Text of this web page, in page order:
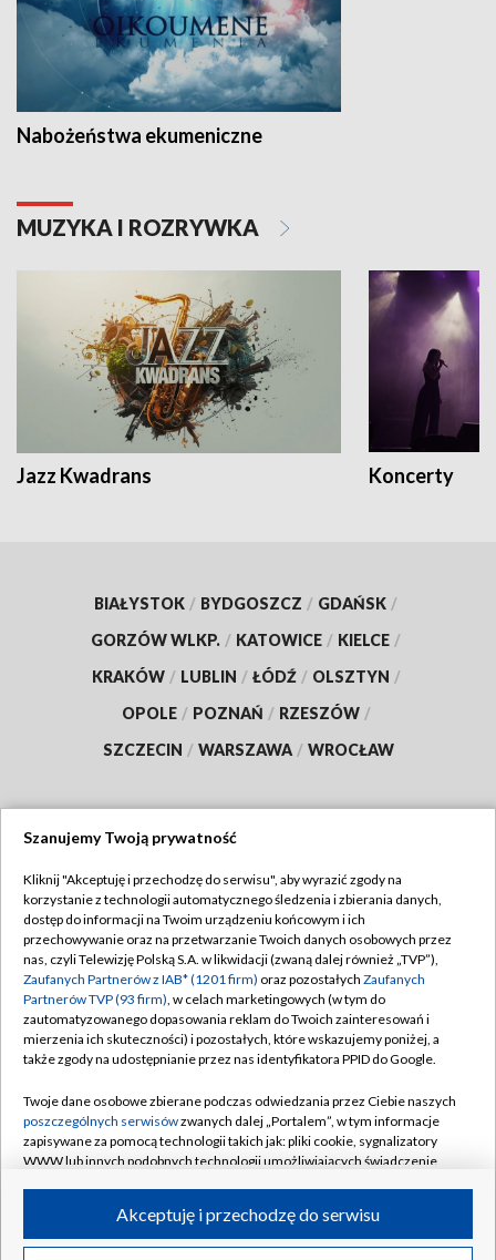
Nabożeństwa ekumeniczne
MUZYKA I ROZRYWKA
Jazz Kwadrans Koncerty
BIAŁYSTOK / BYDGOSZCZ / GDAŃSK /
GORZÓW WLKP. / KATOWICE / KIELCE /
KRAKÓW / LUBLIN / ŁÓDŹ / OLSZTYN /
OPOLE / POZNAŃ / RZESZÓW /
SZCZECIN / WARSZAWA / WROCŁAW
TVP
Abonament TVP
Emisja w TVP
Centrum informacji TVP
Naziemna Telewizja Cyfrowa
Rada Programowa
System NOS
Informacje o nadawcy
Program dla prasy
Regulamin TVP
Polityka prywatności
Moje zgody
Pomoc
Kontakt
Kanały
©2026 Telewizja Polska S.A. w likwidacji
Szanujemy Twoją prywatność
Kliknij "Akceptuję i przechodzę do serwisu", aby wyrazić zgody na
korzystanie z technologii automatycznego śledzenia i zbierania danych,
dostęp do informacji na Twoim urządzeniu końcowym i ich
przechowywanie oraz na przetwarzanie Twoich danych osobowych przez
nas, czyli Telewizję Polską S.A. w likwidacji (zwaną dalej również „TVP”),
Zaufanych Partnerów z IAB* (1201 firm) oraz pozostałych Zaufanych
Partnerów TVP (93 firm), w celach marketingowych (w tym do
zautomatyzowanego dopasowania reklam do Twoich zainteresowań i
mierzenia ich skuteczności) i pozostałych, które wskazujemy poniżej, a
także zgody na udostępnianie przez nas identyfikatora PPID do Google.
Twoje dane osobowe zbierane podczas odwiedzania przez Ciebie naszych
poszczególnych serwisówzwanych dalej „Portalem”, w tym informacje
zapisywane za pomocą technologii takich jak: pliki cookie, sygnalizatory
WWW lub innych podobnych technologii umożliwiających świadczenie
ruchu w Internecie.Akceptuję i przechodzę do serwisu